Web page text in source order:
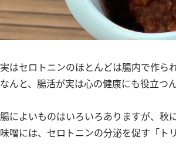
実はセロトニンのほとんどは腸内で作ら
なんと、腸活が実は心の健康にも役立つ
腸によいものはいろいろありますが、秋
味噌には、セロトニンの分泌を促す「ト